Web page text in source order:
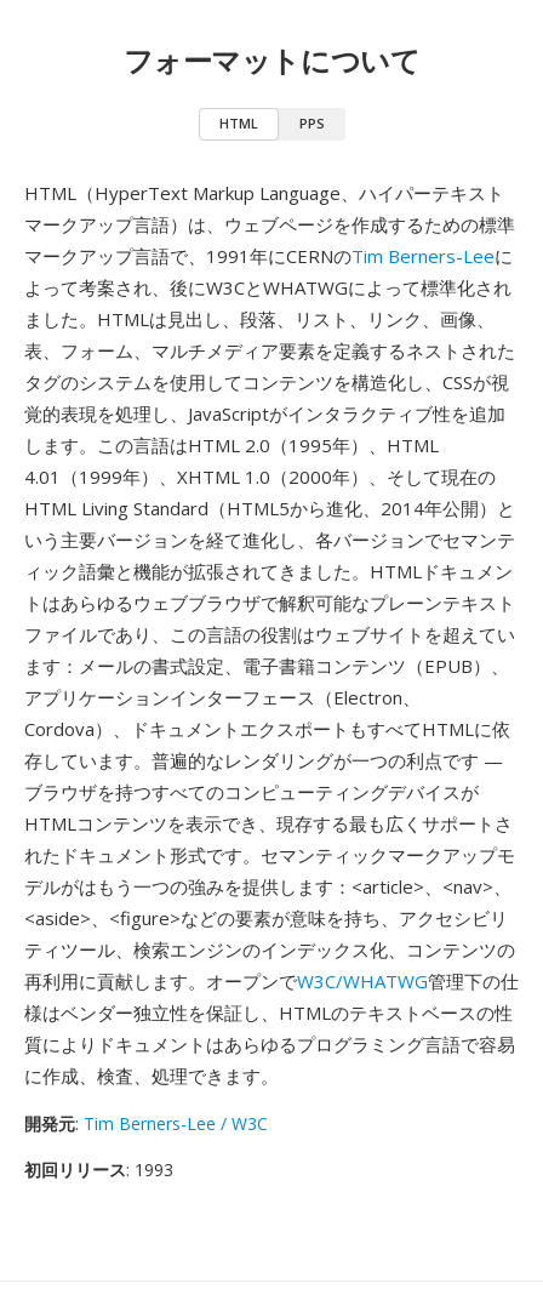
フォーマットについて
HTML PPS
HTML（HyperText Markup Language、ハイパーテキスト
マークアップ言語）は、ウェブページを作成するための標準
マークアップ言語で、1991年にCERNのTim Berners-Leeに
よって考案され、後にW3CとWHATWGによって標準化され
ました。HTMLは見出し、段落、リスト、リンク、画像、
表、フォーム、マルチメディア要素を定義するネストされた
タグのシステムを使用してコンテンツを構造化し、CSSが視
覚的表現を処理し、JavaScriptがインタラクティブ性を追加
します。この言語はHTML 2.0（1995年）、HTML
4.01（1999年）、XHTML 1.0（2000年）、そして現在の
HTML Living Standard（HTML5から進化、2014年公開）と
いう主要バージョンを経て進化し、各バージョンでセマンテ
ィック語彙と機能が拡張されてきました。HTMLドキュメン
トはあらゆるウェブブラウザで解釈可能なプレーンテキスト
ファイルであり、この言語の役割はウェブサイトを超えてい
ます：メールの書式設定、電子書籍コンテンツ（EPUB）、
アプリケーションインターフェース（Electron、
Cordova）、ドキュメントエクスポートもすべてHTMLに依
存しています。普遍的なレンダリングが一つの利点です —
ブラウザを持つすべてのコンピューティングデバイスが
HTMLコンテンツを表示でき、現存する最も広くサポートさ
れたドキュメント形式です。セマンティックマークアップモ
デルがはもう一つの強みを提供します：<article>、<nav>、
<aside>、<figure>などの要素が意味を持ち、アクセシビリ
ティツール、検索エンジンのインデックス化、コンテンツの
再利用に貢献します。オープンでW3C/WHATWG管理下の仕
様はベンダー独立性を保証し、HTMLのテキストベースの性
質によりドキュメントはあらゆるプログラミング言語で容易
に作成、検査、処理できます。
開発元: Tim Berners-Lee / W3C
初回リリース: 1993